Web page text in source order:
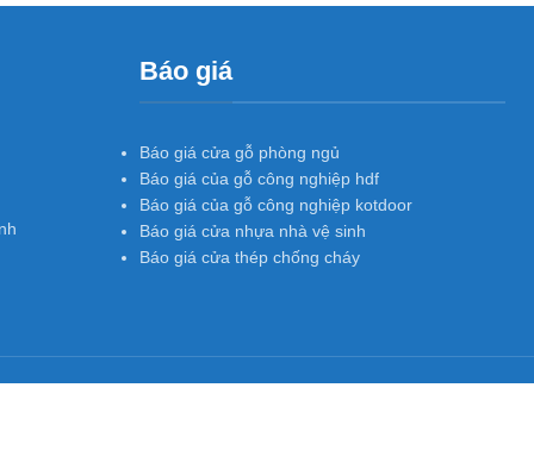
Báo giá
Báo giá cửa gỗ phòng ngủ
Báo giá của gỗ công nghiệp hdf
Báo giá của gỗ công nghiệp kotdoor
Báo giá cửa nhựa nhà vệ sinh
Báo giá cửa thép chống cháy